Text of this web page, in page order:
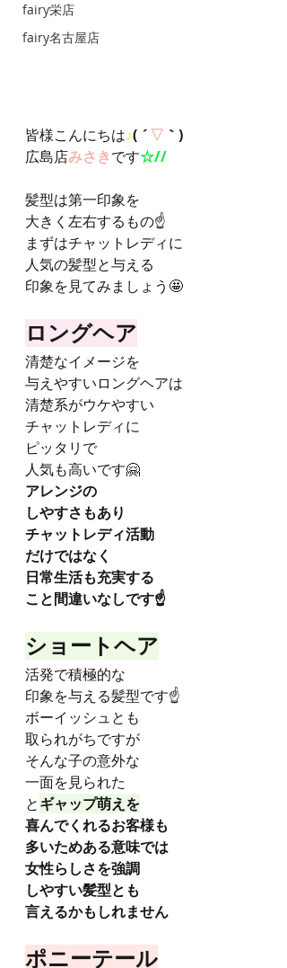
fairy栄店
fairy名古屋店
皆様こんにちは♪( ´▽ ｀)
広島店みさきです☆//
髪型は第一印象を
大きく左右するもの☝️
まずはチャットレディに
人気の髪型と与える
印象を見てみましょう🤩
ロングヘア
清楚なイメージを
与えやすいロングヘアは
清楚系がウケやすい
チャットレディに
ピッタリで
人気も高いです🤗
アレンジの
しやすさもあり
チャットレディ活動
だけではなく
日常生活も充実する
こと間違いなしです☝️
ショートヘア
活発で積極的な
印象を与える髪型です☝️
ボーイッシュとも
取られがちですが
そんな子の意外な
一面を見られた
とギャップ萌えを
喜んでくれるお客様も
多いためある意味では
女性らしさを強調
しやすい髪型とも
言えるかもしれません
ポニーテール